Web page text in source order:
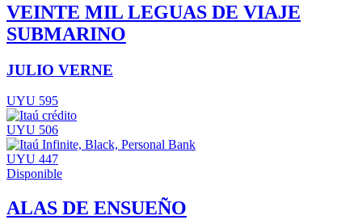
VEINTE MIL LEGUAS DE VIAJE
SUBMARINO
JULIO VERNE
UYU 595
UYU 506
UYU 447
Disponible
ALAS DE ENSUEÑO